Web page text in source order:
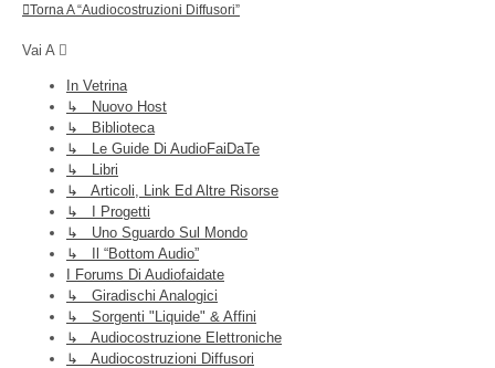
Torna A “Audiocostruzioni Diffusori”
Vai A
In Vetrina
↳ Nuovo Host
↳ Biblioteca
↳ Le Guide Di AudioFaiDaTe
↳ Libri
↳ Articoli, Link Ed Altre Risorse
↳ I Progetti
↳ Uno Sguardo Sul Mondo
↳ Il “Bottom Audio”
I Forums Di Audiofaidate
↳ Giradischi Analogici
↳ Sorgenti "liquide" & Affini
↳ Audiocostruzione Elettroniche
↳ Audiocostruzioni Diffusori